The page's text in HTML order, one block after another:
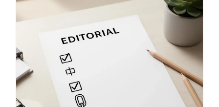
Najbardziej użyteczne są por…